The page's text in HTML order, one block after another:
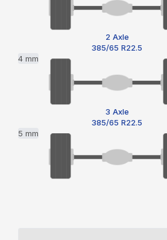
2 Axle
385/65 R22.5
4 mm
3 Axle
385/65 R22.5
5 mm